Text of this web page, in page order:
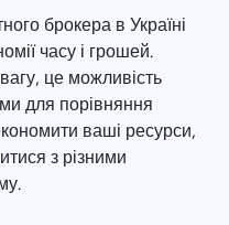
брокера в Україні
часу і грошей.
це можливість
для порівняння
ваші ресурси,
з різними